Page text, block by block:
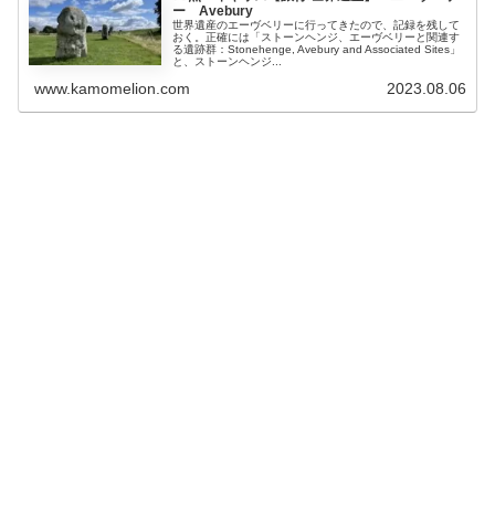
ー Avebury
世界遺産のエーヴベリーに行ってきたので、記録を残して
おく。正確には「ストーンヘンジ、エーヴベリーと関連す
る遺跡群：Stonehenge, Avebury and Associated Sites」
と、ストーンヘンジ...
www.kamomelion.com 2023.08.06